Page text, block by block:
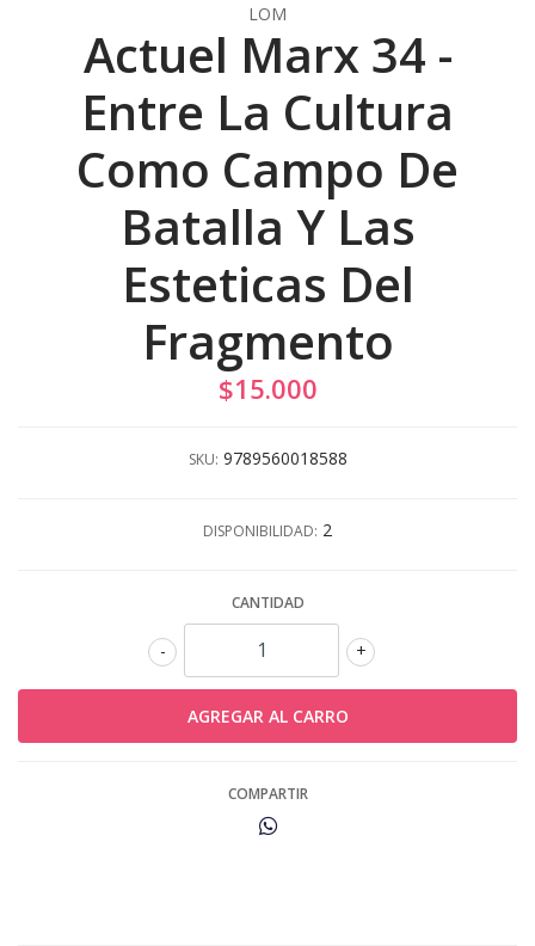
LOM
Actuel Marx 34 -
Entre La Cultura
Como Campo De
Batalla Y Las
Esteticas Del
Fragmento
$15.000
SKU: 9789560018588
DISPONIBILIDAD: 2
CANTIDAD
+
-
COMPARTIR